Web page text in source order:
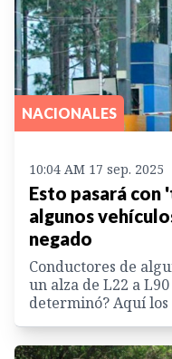
NACIONALES
10:04 AM 17 sep. 2025
Esto pasará con
algunos
negado
Conductores de
un alza de L22 a
determinó? Aquí los